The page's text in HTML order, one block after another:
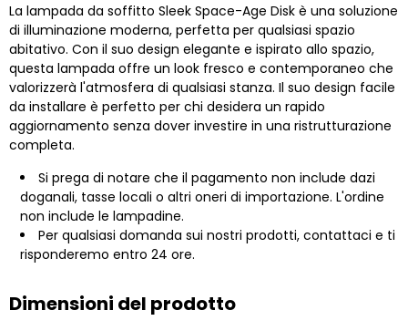
La lampada da soffitto Sleek Space-Age Disk è una soluzione
di illuminazione moderna, perfetta per qualsiasi spazio
abitativo. Con il suo design elegante e ispirato allo spazio,
questa lampada offre un look fresco e contemporaneo che
valorizzerà l'atmosfera di qualsiasi stanza. Il suo design facile
da installare è perfetto per chi desidera un rapido
aggiornamento senza dover investire in una ristrutturazione
completa.
Si prega di notare che il pagamento non include dazi
doganali, tasse locali o altri oneri di importazione. L'ordine
non include le lampadine.
Per qualsiasi domanda sui nostri prodotti, contattaci e ti
risponderemo entro 24 ore.
Dimensioni del prodotto